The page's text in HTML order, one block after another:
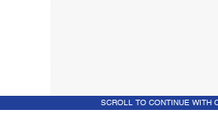
SCROLL TO CONTINUE WITH